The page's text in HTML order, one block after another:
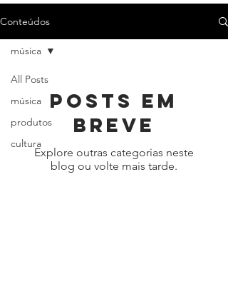
Conteúdos
All Posts
música
produtos
cultura
música
Posts em
breve
Explore outras categorias neste
blog ou volte mais tarde.